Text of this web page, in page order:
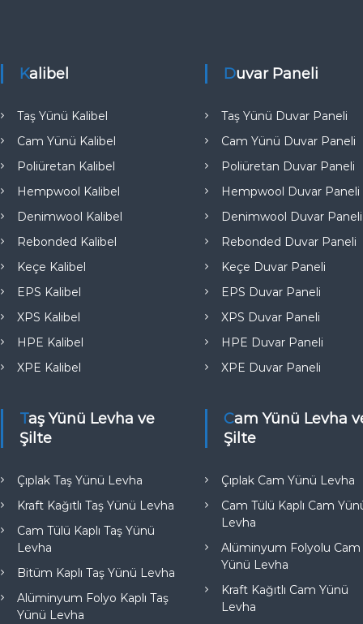
Kalibel
Taş Yünü Kalibel
Cam Yünü Kalibel
Poliüretan Kalibel
Hempwool Kalibel
Denimwool Kalibel
Rebonded Kalibel
Keçe Kalibel
EPS Kalibel
XPS Kalibel
HPE Kalibel
XPE Kalibel
Taş Yünü Levha ve
Şilte
Çıplak Taş Yünü Levha
Kraft Kağıtlı Taş Yünü Levha
Cam Tülü Kaplı Taş Yünü
Levha
Bitüm Kaplı Taş Yünü Levha
Alüminyum Folyo Kaplı Taş
Yünü Levha
Duvar Paneli
Taş Yünü Duvar Paneli
Cam Yünü Duvar Paneli
Poliüretan Duvar Paneli
Hempwool Duvar Paneli
Denimwool Duvar Paneli
Rebonded Duvar Paneli
Keçe Duvar Paneli
EPS Duvar Paneli
XPS Duvar Paneli
HPE Duvar Paneli
XPE Duvar Paneli
Cam Yünü Levha ve
Şilte
Çıplak Cam Yünü Levha
Cam Tülü Kaplı Cam
Levha
Alüminyum Folyolu Cam
Yünü Levha
Kraft Kağıtlı Cam Yünü
Levha